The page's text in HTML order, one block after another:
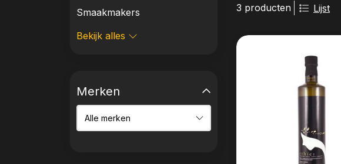
3 producten Lijst
Smaakmakers
Bekijk alles
Merken